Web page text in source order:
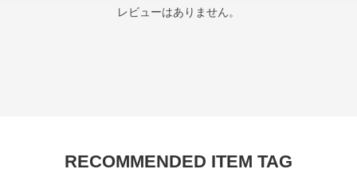
レビューはありません。